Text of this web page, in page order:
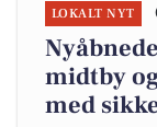
LOKALT NYT
midtby
med